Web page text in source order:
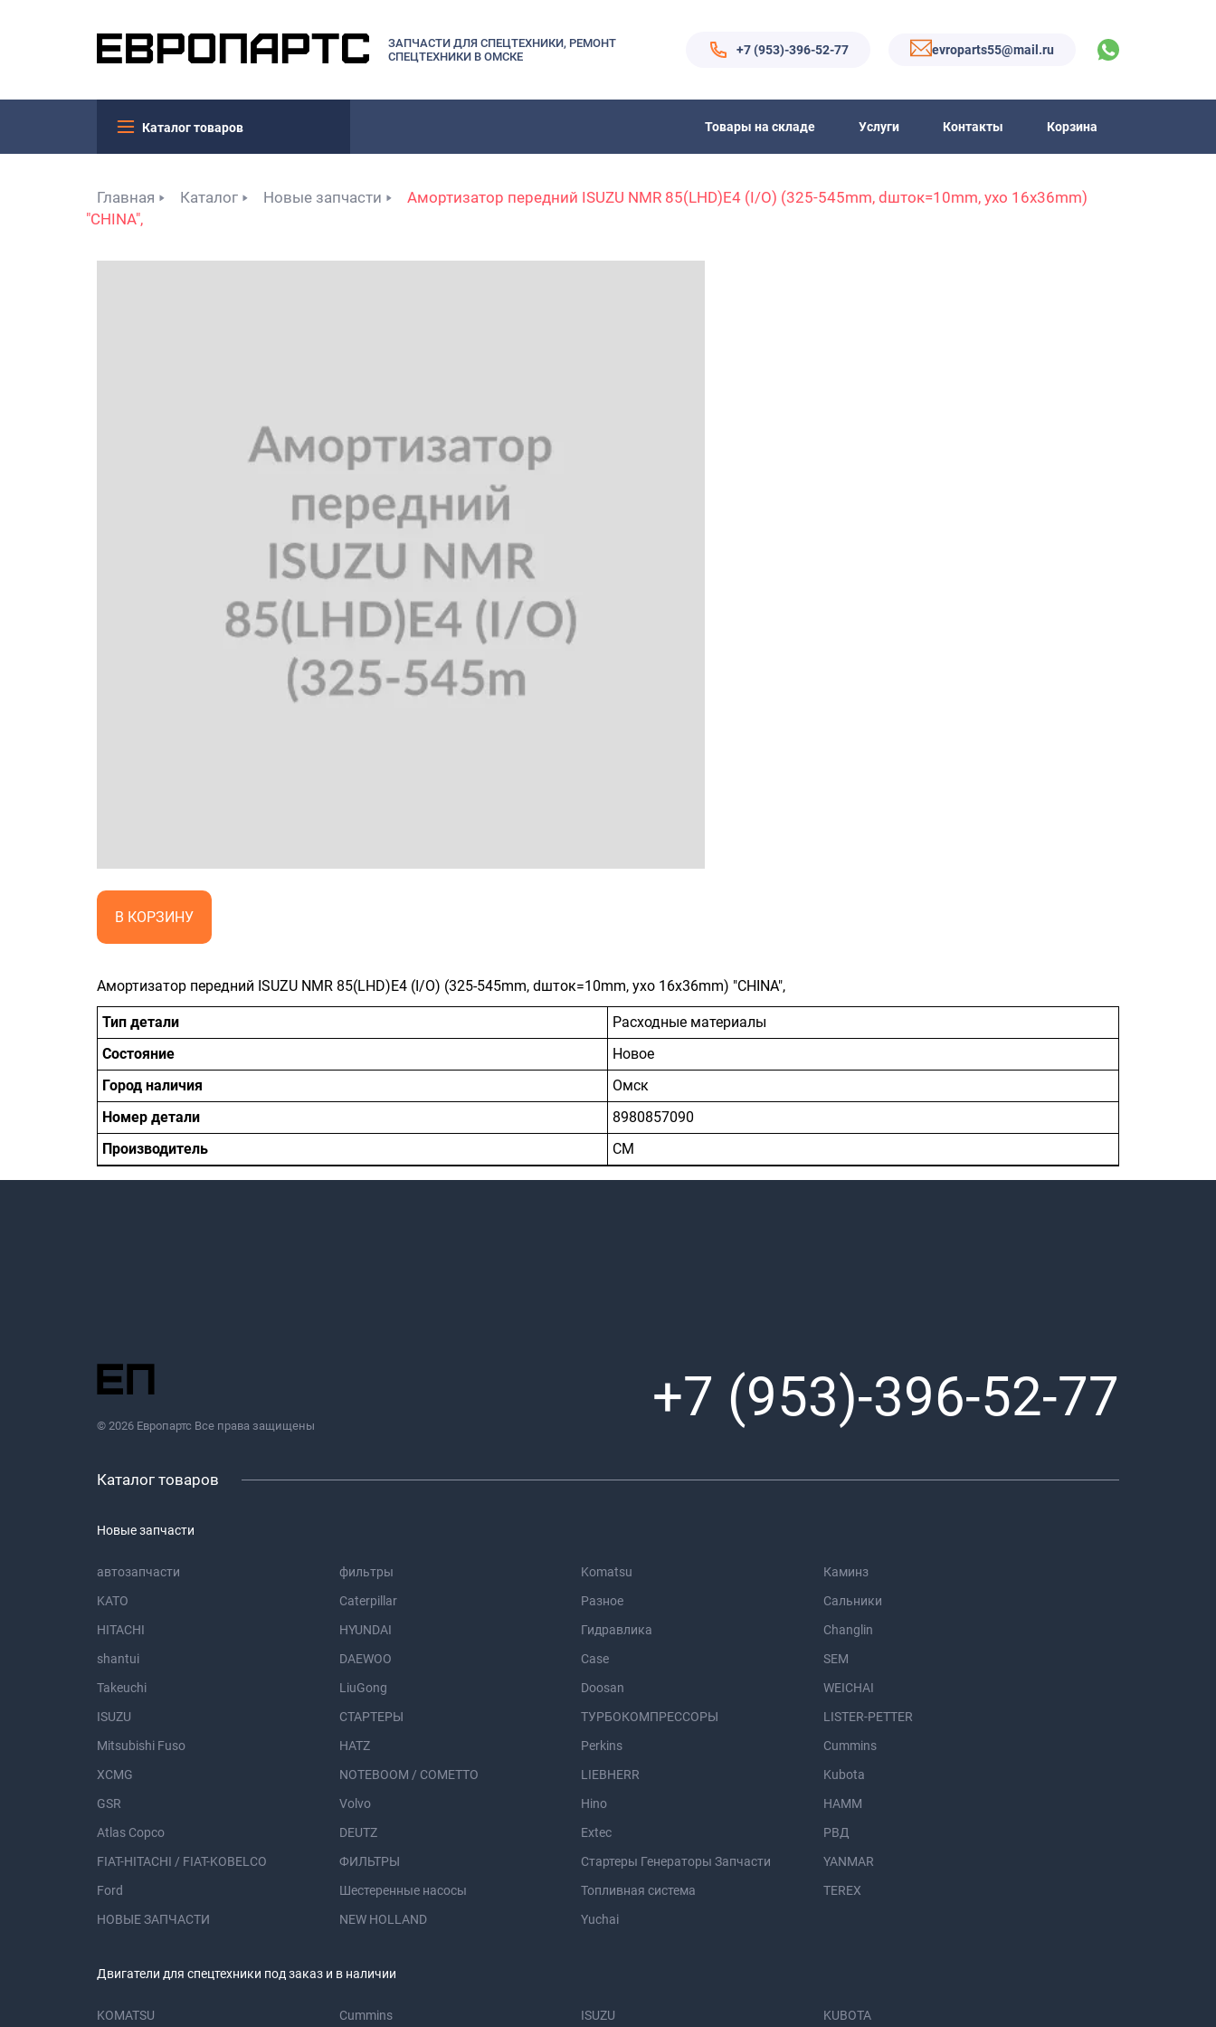
ЗАПЧАСТИ ДЛЯ СПЕЦТЕХНИКИ, РЕМОНТ
СПЕЦТЕХНИКИ В ОМСКЕ
+7 (953)-396-52-77 evroparts55@mail.ru
Каталог товаров Товары на складе Услуги Контакты Корзина
Главная Каталог Новые запчасти
Амортизатор передний ISUZU NMR 85(LHD)E4 (I/O) (325-545mm, dшток=10mm, ухо 16x36mm)
"CHINA",
В КОРЗИНУ
Амортизатор передний ISUZU NMR 85(LHD)E4 (I/O) (325-545mm, dшток=10mm, ухо 16x36mm) "CHINA",
Тип детали
Расходные материалы
Состояние
Новое
Город наличия
Омск
Номер детали
8980857090
Производитель
CM
© 2026 Европартс Все права защищены +7 (953)-396-52-77
Каталог товаров
Новые запчасти
автозапчасти фильтры Komatsu
Каминз
KATO
Caterpillar Разное
Сальники
HITACHI
HYUNDAI Гидравлика
Changlin
shantui
DAEWOO Case
SEM
Takeuchi
LiuGong Doosan
WEICHAI
ISUZU
СТАРТЕРЫ ТУРБОКОМПРЕССОРЫ
LISTER-PETTER
Mitsubishi Fuso
HATZ Perkins
Cummins
XCMG
NOTEBOOM / COMETTO LIEBHERR
Kubota
GSR
Volvo Hino
HAMM
Atlas Copco
DEUTZ Extec
РВД
FIAT-HITACHI / FIAT-KOBELCO
ФИЛЬТРЫ Стартеры Генераторы Запчасти
YANMAR
Ford
Шестеренные насосы Топливная система
TEREX
НОВЫЕ ЗАПЧАСТИ
NEW HOLLAND Yuchai
Двигатели для спецтехники под заказ и в наличии
KOMATSU Cummins ISUZU KUBOTA